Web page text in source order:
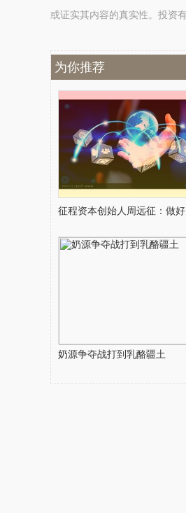
或证实其内容的真实性。投资
为你推荐
征程资本创始人周远征：做
奶源争夺战打到乳酪疆土